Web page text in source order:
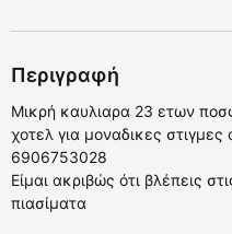
Περιγραφή
Μικρή καυλιαρα 23 ετων
χοτελ για μοναδικες
6906753028
Είμαι ακριβώς ότι βλέπεις
πιασίματα